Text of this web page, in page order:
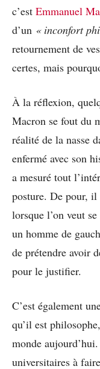
c’est Emmanuel
d’un « inconfort
retournement de
certes, mais
À la réflexion,
Macron se fout du
réalité de la nasse
enfermé avec son
a mesuré tout
posture. De pour, il
lorsque l’on veut
un homme de
de prétendre avoir
pour le justifier.
C’est également
qu’il est
monde
universitaires à